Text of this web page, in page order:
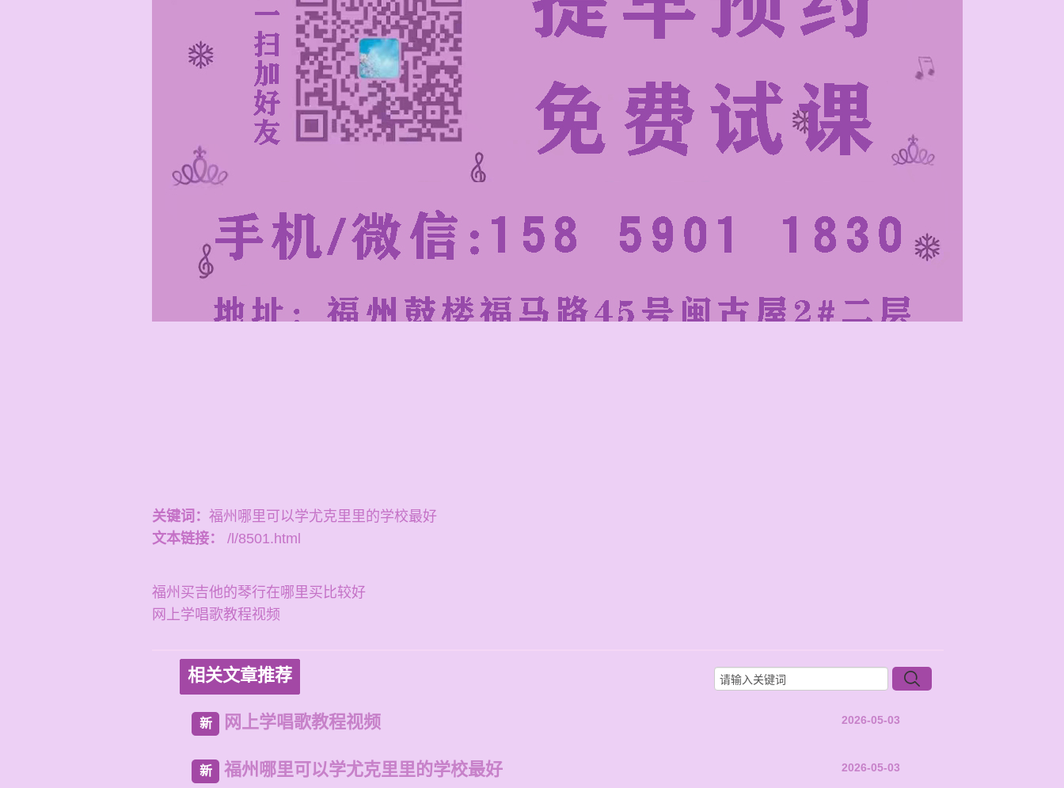
关键词： 福州哪里可以学尤克里里的学校最好
文本链接：
/l/8501.html
福州买吉他的琴行在哪里买比较好
网上学唱歌教程视频
相关文章推荐
新 网上学唱歌教程视频 2026-05-03
新 福州哪里可以学尤克里里的学校最好 2026-05-03